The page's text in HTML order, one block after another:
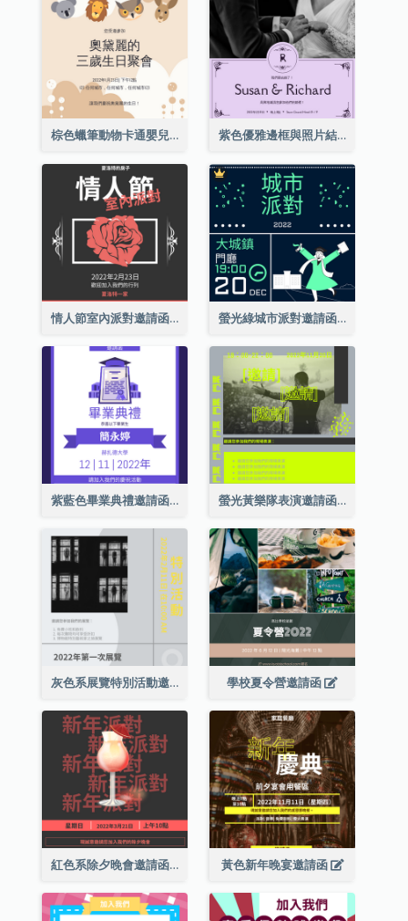
棕色蠟筆動物卡通嬰兒生日邀請 紫色優雅邊框與照片結婚請柬
情人節室內派對邀請函 螢光綠城市派對邀請函
紫藍色畢業典禮邀請函 螢光黃樂隊表演邀請函
灰色系展覽特別活動邀請函 學校夏令營邀請函
紅色系除夕晚會邀請函 黃色新年晚宴邀請函